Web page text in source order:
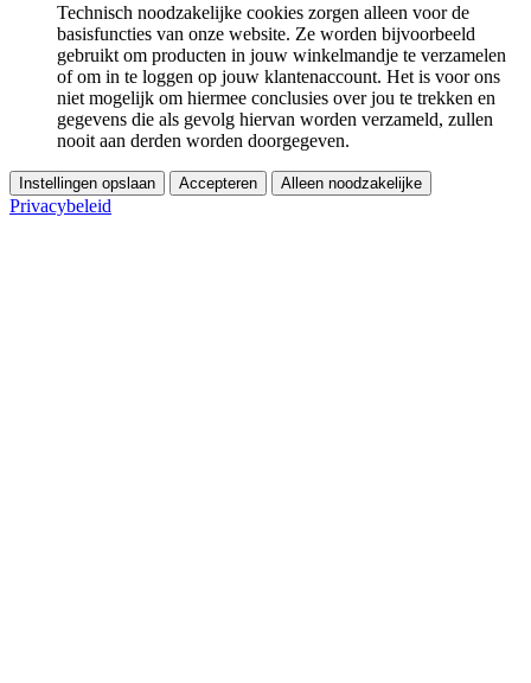
Technisch noodzakelijke cookies zorgen alleen voor de
basisfuncties van onze website. Ze worden bijvoorbeeld
gebruikt om producten in jouw winkelmandje te verzamelen
of om in te loggen op jouw klantenaccount. Het is voor ons
niet mogelijk om hiermee conclusies over jou te trekken en
gegevens die als gevolg hiervan worden verzameld, zullen
nooit aan derden worden doorgegeven.
Instellingen opslaan Accepteren Alleen noodzakelijke
Privacybeleid